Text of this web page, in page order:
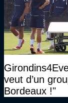
veut d’un
Bordeaux !"